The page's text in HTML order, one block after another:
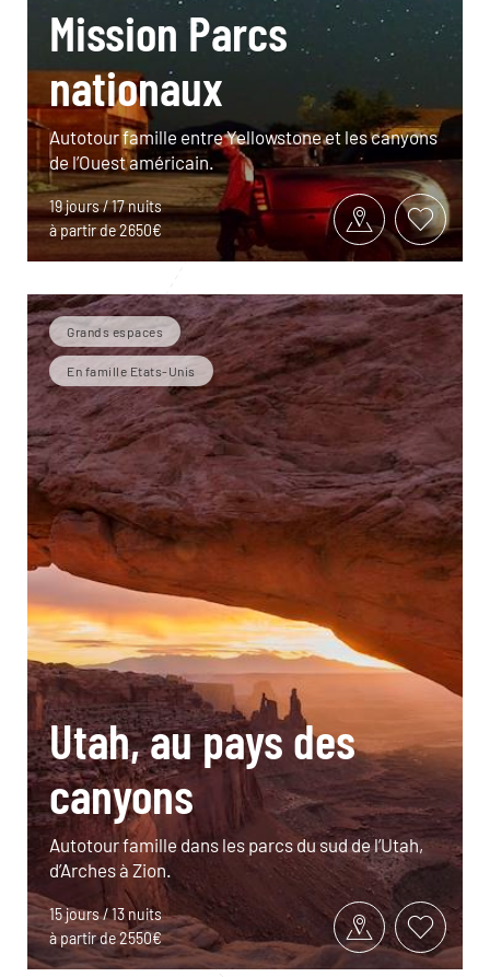
Mission Parcs
nationaux
Autotour famille entre Yellowstone et les canyons
de l’Ouest américain.
19 jours / 17 nuits
à partir de 2650€
Grands espaces
En famille Etats-Unis
Utah, au pays des
canyons
Autotour famille dans les parcs du sud de l’Utah,
d’Arches à Zion.
15 jours / 13 nuits
à partir de 2550€